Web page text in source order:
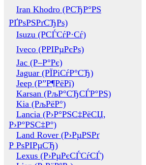
Iran Khodro (РСЂР°РЅ
РҐРѕРЅРґСЂРѕ)
Isuzu (РСЃСѓР·Сѓ)
Iveco (РРІРµРєРѕ)
Jac (Р–Р°Рє)
Jaguar (РЇРіСѓР°СЂ)
Jeep (Р”Р¶РёРї)
Karsan (РљР°СЂСЃР°РЅ)
Kia (РљРёР°)
Lancia (Р›Р°РЅС‡РёСЏ,
Р›Р°РЅС‡Р°)
Land Rover (Р›РµРЅРґ
Р РѕРІРµСЂ)
Lexus (Р›РµРєСЃСѓСЃ)